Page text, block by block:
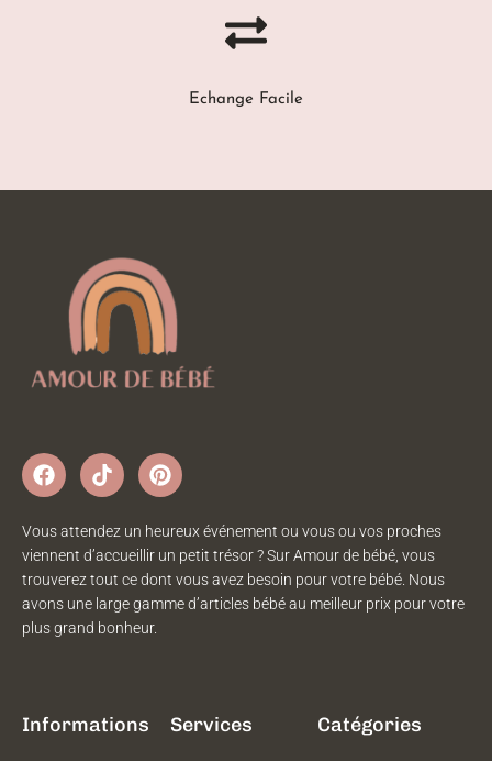
Echange Facile
Vous attendez un heureux événement ou vous ou vos proches
viennent d’accueillir un petit trésor ? Sur Amour de bébé, vous
trouverez tout ce dont vous avez besoin pour votre bébé. Nous
avons une large gamme d’articles bébé au meilleur prix pour votre
plus grand bonheur.
Informations Services Catégories